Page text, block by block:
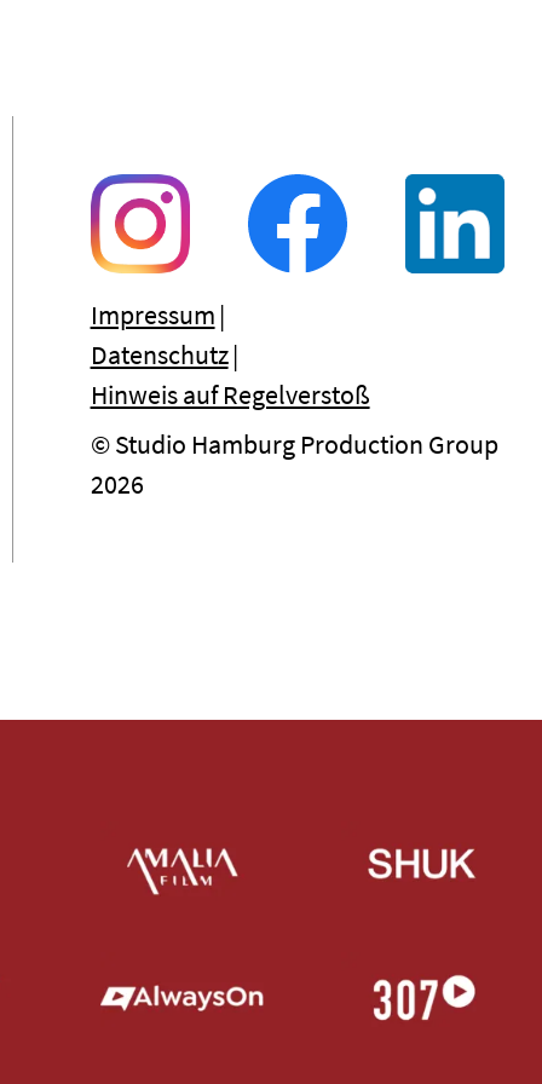
Impressum
Datenschutz
Hinweis auf Regelverstoß
© Studio Hamburg Production Group
2026